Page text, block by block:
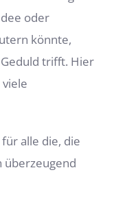
oder
könnte,
trifft. Hier
alle die, die
überzeugend